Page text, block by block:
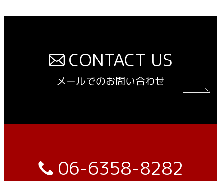
CONTACT US
メールでのお問い合わせ
06-6358-8282